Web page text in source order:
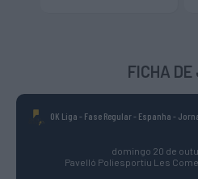
FICHA DE
OK Liga - Fase Regular - Espanha -
domingo 20 de
Pavelló Poliesportiu Les